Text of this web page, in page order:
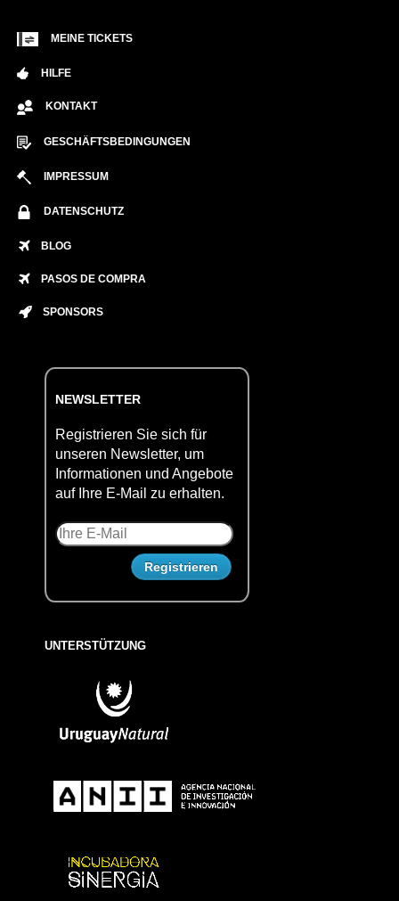
MEINE TICKETS
HILFE
KONTAKT
GESCHÄFTSBEDINGUNGEN
IMPRESSUM
DATENSCHUTZ
BLOG
PASOS DE COMPRA
SPONSORS
NEWSLETTER
Registrieren Sie sich für
unseren Newsletter, um
Informationen und Angebote
auf Ihre E-Mail zu erhalten.
UNTERSTÜTZUNG